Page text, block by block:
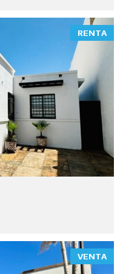
RENTA
VENTA